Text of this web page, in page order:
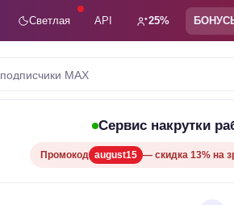
Светлая API 25%
подписчики MAX
Сервис накрутки
Промокод august15 — скидка 13% на